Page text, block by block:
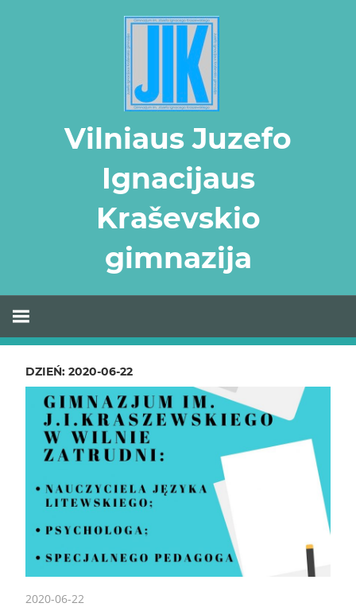
Vilniaus Juzefo
Ignacijaus
Kraševskio
gimnazija
DZIEŃ: 2020-06-22
2020-06-22